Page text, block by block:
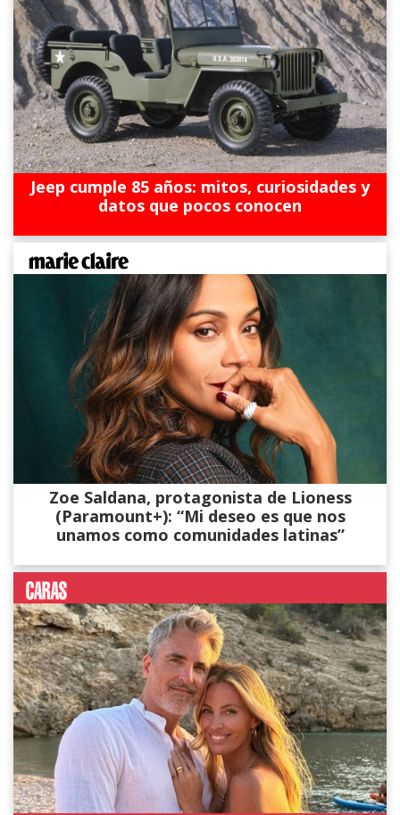
Jeep cumple 85 años: mitos, curiosidades y
datos que pocos conocen
Zoe Saldana, protagonista de Lioness
(Paramount+): “Mi deseo es que nos
unamos como comunidades latinas”